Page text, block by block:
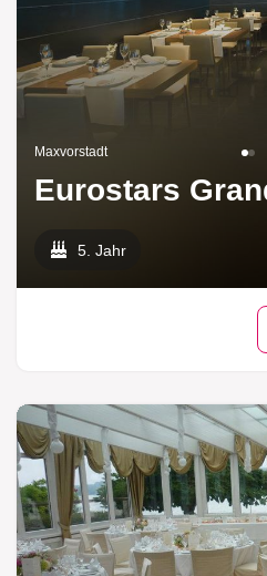
Maxvorstadt
Eurostars
5. Jahr